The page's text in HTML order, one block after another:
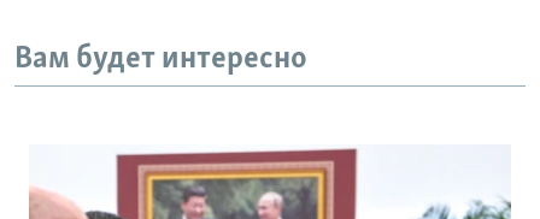
Вам будет интересно